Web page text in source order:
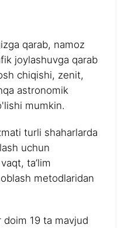
qarab, namoz
joylashuvga qarab
chiqishi, zenit,
astronomik
mumkin.
turli shaharlarda
uchun
ta’lim
metodlaridan
19 ta mavjud